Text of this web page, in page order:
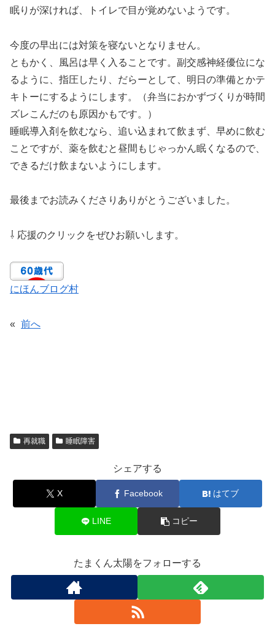
眠りが深ければ、トイレで目が覚めないようです。
今度の早出には対策を寝ないとなりません。
ともかく、風呂は早く入ることです。副交感神経優位にな
るように、指圧したり、だらーとして、明日の準備とかテ
キトーにするようにします。（弁当におかずづくりが時間
ズレこんだのも原因かもです。）
睡眠導入剤を飲むなら、追い込まれて飲まず、早めに飲む
ことですが、薬を飲むと昼間もじゃっかん眠くなるので、
できるだけ飲まないようにします。
最後までお読みくださりありがとうございました。
⇩ 応援のクリックをぜひお願いします。
にほんブログ村
« 前へ
再就職 睡眠障害
シェアする
X Facebook はてブ
LINE コピー
たまくん太陽をフォローする